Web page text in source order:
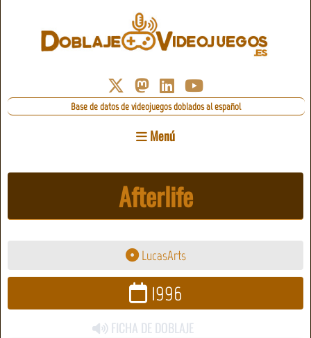
Base de datos de videojuegos doblados al español
Menú
Afterlife
LucasArts
1996
FICHA DE DOBLAJE